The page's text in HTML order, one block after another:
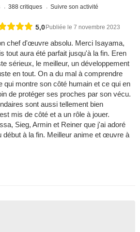
388 critiques Suivre son activité
5,0Publiée le 7 novembre 2023
chef d'œuvre absolu. Merci Isayama,
tout aura été parfait jusqu'à la fin. Eren
sérieux, le meilleur, un développement
en tout. On a du mal à comprendre
montre son côté humain et ce qui en
de protéger ses proches par son vécu.
sont aussi tellement bien
mis de côté et a un rôle à jouer.
Sieg, Armin et Reiner que j'ai adoré
à la fin. Meilleur anime et œuvre à